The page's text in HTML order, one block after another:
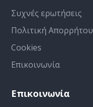
Συχνές ερωτήσεις
Πολιτική Απορρήτου
Cookies
Επικοινωνία
Επικοινωνία